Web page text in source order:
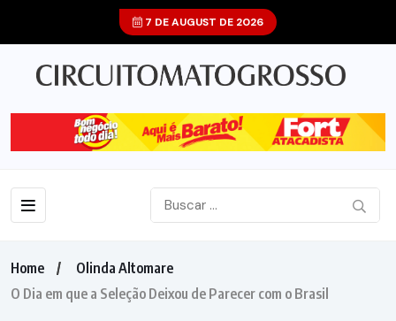
7 DE AUGUST DE 2026
Home
Olinda Altomare
O Dia em que a Seleção Deixou de Parecer com o Brasil